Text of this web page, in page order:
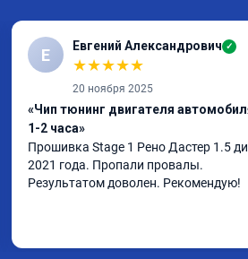
Е Евгений Александрович ✓
★★★★★
20 ноября 2025
«Чип тюнинг двигателя
1-2 часа»
Прошивка Stage 1 Рено Дастер 1.5
2021 года. Пропали провалы.
Результатом доволен. Рекомендую!